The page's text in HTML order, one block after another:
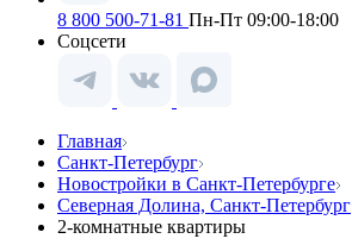
8 800 500-71-81 Пн-Пт 09:00-18:00
Соцсети
Главная
Санкт-Петербург
Новостройки в Санкт-Петербурге
Северная Долина, Санкт-Петербург
2-комнатные квартиры